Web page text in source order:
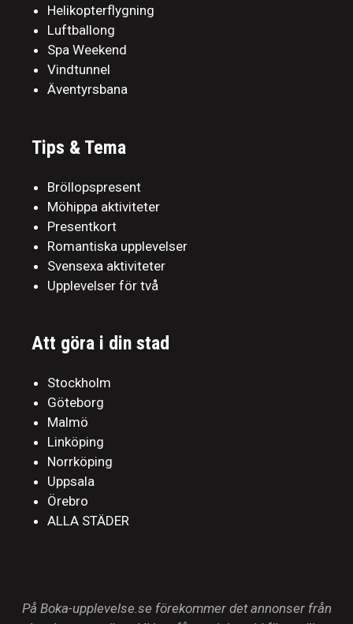
Helikopterflygning
Luftballong
Spa Weekend
Vindtunnel
Äventyrsbana
Tips & Tema
Bröllopspresent
Möhippa aktiviteter
Presentkort
Romantiska upplevelser
Svensexa aktiviteter
Upplevelser för två
Att göra i din stad
Stockholm
Göteborg
Malmö
Linköping
Norrköping
Uppsala
Örebro
ALLA STÄDER
På Boka-upplevelse.se förekommer det annonser från